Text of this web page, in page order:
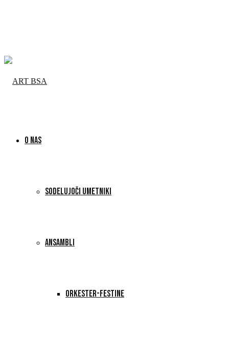
O NAS
SODELUJOČI UMETNIKI
ANSAMBLI
ORKESTER-FESTINE